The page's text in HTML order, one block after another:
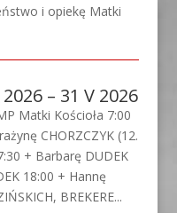
i opiekę Matki
– 31 V 2026
Matki Kościoła 7:00
CHORZCZYK (12.
+ Barbarę DUDEK
18:00 + Hannę
BREKERE...